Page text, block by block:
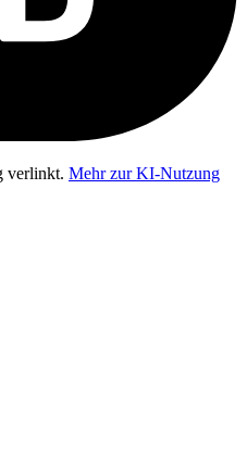
verlinkt. Mehr zur KI-Nutzung